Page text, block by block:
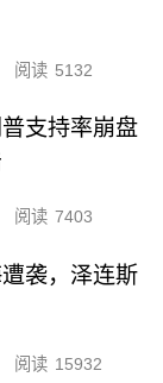
阅读 5132
支持率崩盘
阅读 7403
袭，泽连斯
阅读 15932